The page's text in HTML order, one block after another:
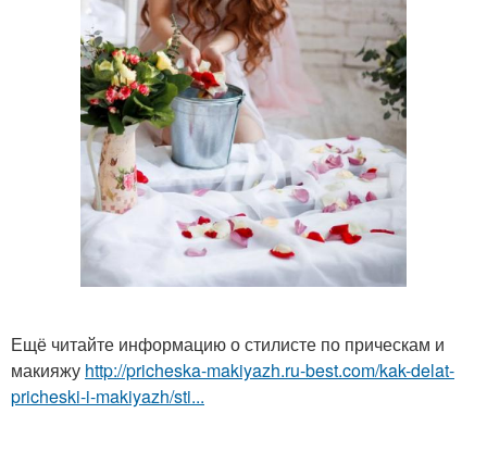
Ещё читайте информацию о стилисте по прическам и
макияжу http://pricheska-makiyazh.ru-best.com/kak-delat-
pricheski-i-makiyazh/sti...